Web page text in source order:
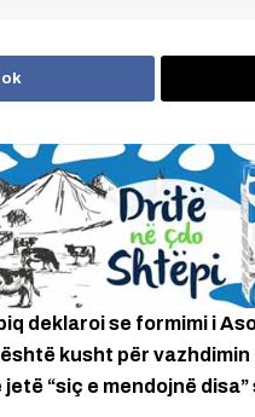
deklaroi se formimi i
kusht për
“siç e mendojnë